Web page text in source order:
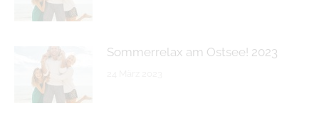
Sommerrelax am Ostsee! 2023